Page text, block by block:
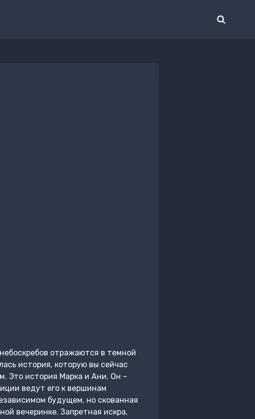
отражаются в темной
история, которую вы сейчас
Это история Марка и Ани. Он –
ведут его к вершинам
будущем, но скованная
вечеринке. Запретная искра,